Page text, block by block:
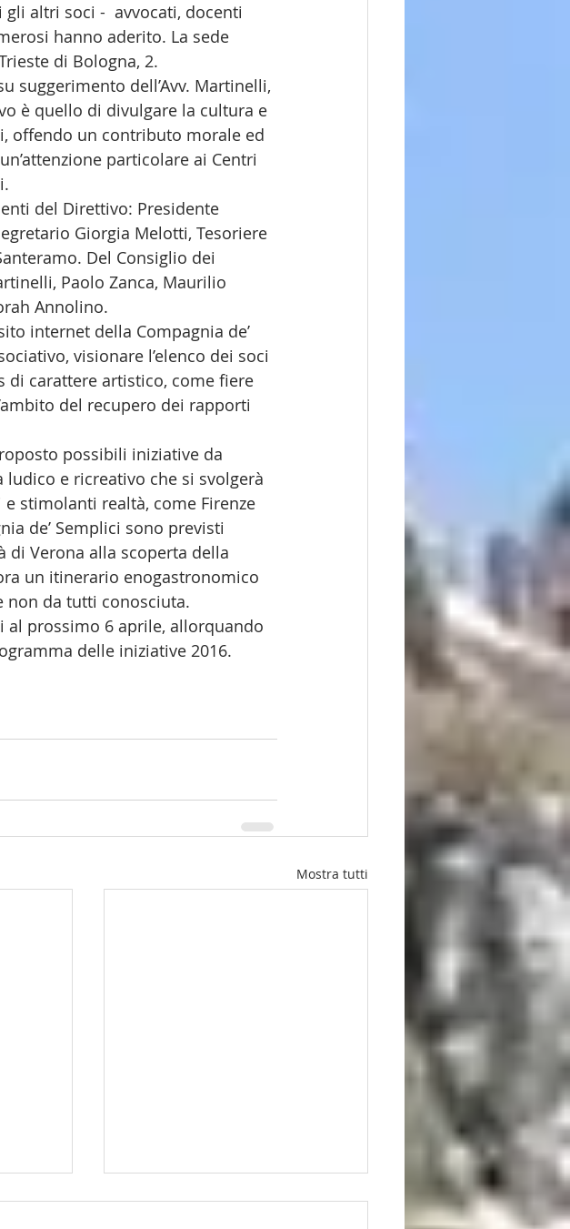
altri soci -  avvocati, docenti
hanno aderito. La sede
di Bologna, 2.
suggerimento dell’Avv. Martinelli,
è quello di divulgare la cultura e
offendo un contributo morale ed
particolare ai Centri
del Direttivo: Presidente
Giorgia Melotti, Tesoriere
Del Consiglio dei
Paolo Zanca, Maurilio
Annolino.
internet della Compagnia de’
visionare l’elenco dei soci
di carattere artistico, come fiere
del recupero dei rapporti
possibili iniziative da
e ricreativo che si svolgerà
stimolanti realtà, come Firenze
de’ Semplici sono previsti
di Verona alla scoperta della
un itinerario enogastronomico
non da tutti conosciuta.
al prossimo 6 aprile, allorquando
delle iniziative 2016.
Mostra tutti